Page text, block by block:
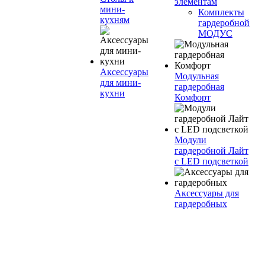
мини-
кухням
Аксессуары
для мини-
кухни
Комплекты
гардеробной
МОДУС
Модульная
гардеробная
Комфорт
Модули
гардеробной Лайт
с LED подсветкой
Аксессуары для
гардеробных